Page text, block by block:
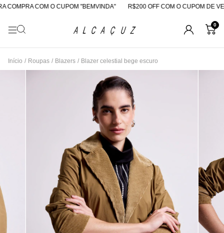
COM O CUPOM "BEMVINDA" R$200 OFF COM O CUPOM DE
0
Início / Roupas / Blazers / Blazer celestial bege escuro